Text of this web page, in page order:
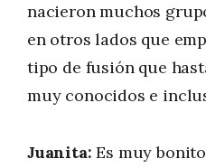
nacieron muchos
en otros lados que
tipo de fusión que
muy conocidos e
Juanita: Es muy